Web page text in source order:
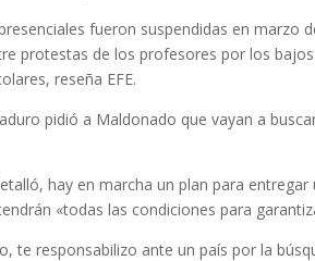
fueron suspendidas en marzo
protestas de los profesores por los
reseña EFE.
pidió a Maldonado que vayan a
hay en marcha un plan para
«todas las condiciones para
te responsabilizo ante un país por la